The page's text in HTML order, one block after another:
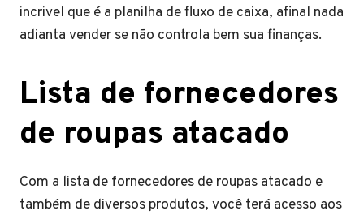
incrivel que é a planilha de fluxo de caixa, afinal nada
adianta vender se não controla bem sua finanças.
Lista de fornecedores
de roupas atacado
Com a lista de fornecedores de roupas atacado e
também de diversos produtos, você terá acesso aos